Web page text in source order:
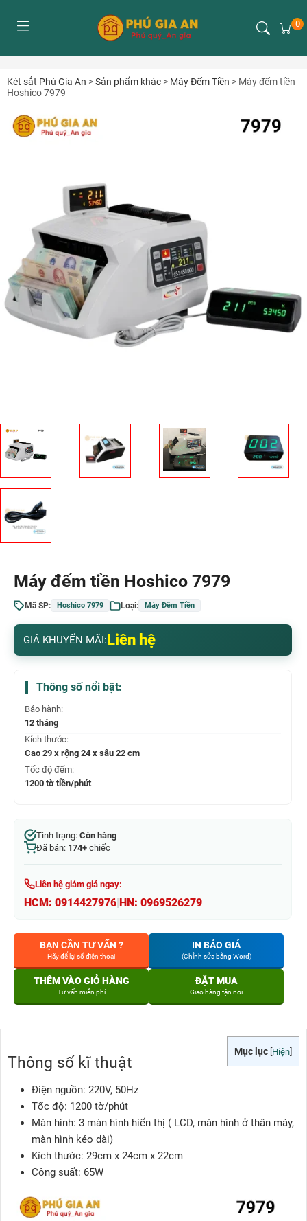
0
Két sắt Phú Gia An >Sản phẩm khác > Máy Đếm Tiền > Máy đếm tiền
Hoshico 7979
Máy đếm tiền Hoshico 7979
Mã SP: Hoshico 7979 Loại: Máy Đếm Tiền
GIÁ KHUYẾN MÃI:Liên hệ
Thông số nổi bật:
Bảo hành:
12 tháng
Kích thước:
Cao 29 x rộng 24 x sâu 22 cm
Tốc độ đếm:
1200 tờ tiền/phút
Tình trạng: Còn hàng
Đã bán: 174+ chiếc
Liên hệ giảm giá ngay:
HCM: 0914427976|HN: 0969526279
BẠN CẦN TƯ VẤN ?
Hãy để lại số điện thoại
IN BÁO GIÁ
(Chỉnh sửa bằng Word)
THÊM VÀO GIỎ HÀNG
Tư vấn miễn phí
ĐẶT MUA
Giao hàng tận nơi
Mục lục Hiện
Thông số kĩ thuật
Điện nguồn: 220V, 50Hz
Tốc độ: 1200 tờ/phút
Màn hình: 3 màn hình hiển thị ( LCD, màn hình ở thân máy,
màn hình kéo dài)
Kích thước: 29cm x 24cm x 22cm
Công suất: 65W